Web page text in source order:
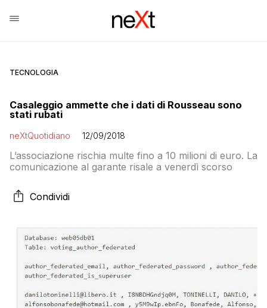
TECNOLOGIA
Casaleggio ammette che i dati di Rousseau sono
stati rubati
neXtQuotidiano 12/09/2018
L’associazione rischia multe fino a 10 milioni di euro. La
comunicazione al garante risale a venerdì scorso
Condividi